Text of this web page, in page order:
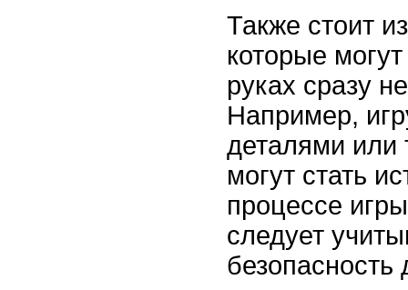
Также стоит
которые
руках сразу
Например,
деталями или
могут стать
процессе
следует
безопасность